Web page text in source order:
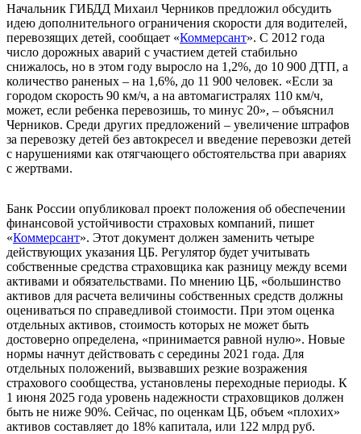
Начальник ГИБДД Михаил Черников предложил обсудить
идею дополнительного ограничения скорости для водителей,
перевозящих детей, сообщает «Коммерсант». С 2012 года
число дорожных аварий с участием детей стабильно
снижалось, но в этом году выросло на 1,2%, до 10 900 ДТП, а
количество раненых – на 1,6%, до 11 900 человек. «Если за
городом скорость 90 км/ч, а на автомагистралях 110 км/ч,
может, если ребенка перевозишь, то минус 20», – объяснил
Черников. Среди других предложений – увеличение штрафов
за перевозку детей без автокресел и введение перевозки детей
с нарушениями как отягчающего обстоятельства при авариях
с жертвами.
Банк России опубликовал проект положения об обеспечении
финансовой устойчивости страховых компаний, пишет
«Коммерсант». Этот документ должен заменить четыре
действующих указания ЦБ. Регулятор будет учитывать
собственные средства страховщика как разницу между всеми
активами и обязательствами. По мнению ЦБ, «большинство
активов для расчета величины собственных средств должны
оцениваться по справедливой стоимости. При этом оценка
отдельных активов, стоимость которых не может быть
достоверно определена, «принимается равной нулю». Новые
нормы начнут действовать с середины 2021 года. Для
отдельных положений, вызвавших резкие возражения
страхового сообщества, установлены переходные периоды. К
1 июня 2025 года уровень надежности страховщиков должен
быть не ниже 90%. Сейчас, по оценкам ЦБ, объем «плохих»
активов составляет до 18% капитала, или 122 млрд руб.